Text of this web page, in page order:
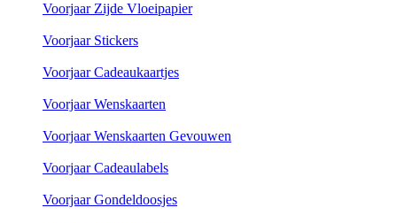
Voorjaar Zijde Vloeipapier
Voorjaar Stickers
Voorjaar Cadeaukaartjes
Voorjaar Wenskaarten
Voorjaar Wenskaarten Gevouwen
Voorjaar Cadeaulabels
Voorjaar Gondeldoosjes